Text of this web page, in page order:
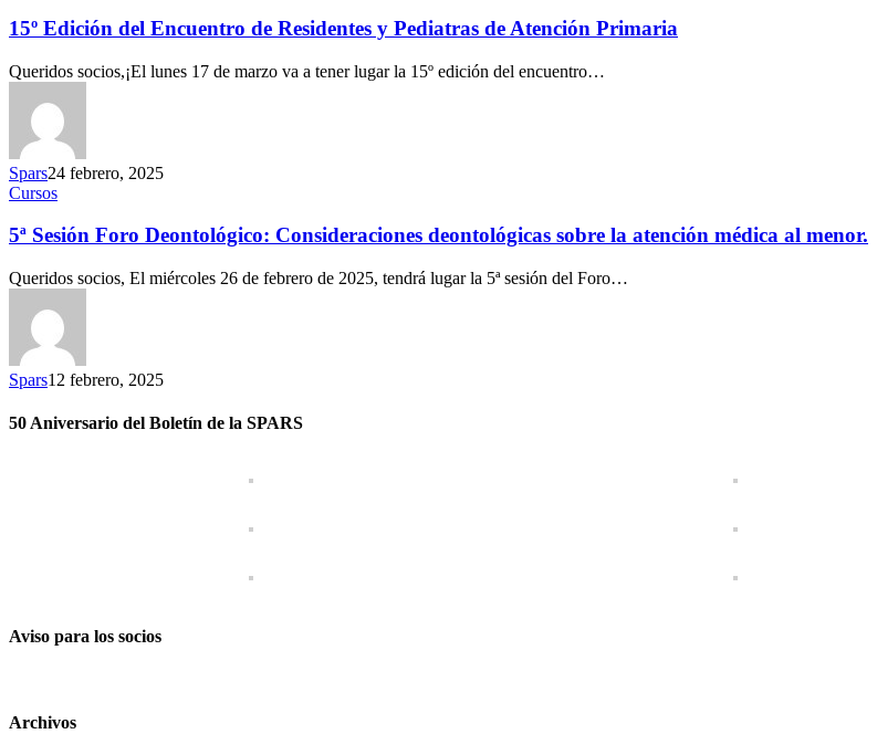
15º Edición del Encuentro de Residentes y Pediatras de Atención Primaria
Queridos socios,¡El lunes 17 de marzo va a tener lugar la 15º edición del encuentro…
Spars24 febrero, 2025
Cursos
5ª Sesión Foro Deontológico: Consideraciones deontológicas sobre la atención médica al menor.
Queridos socios, El miércoles 26 de febrero de 2025, tendrá lugar la 5ª sesión del Foro…
Spars12 febrero, 2025
50 Aniversario del Boletín de la SPARS
Aviso para los socios
Archivos